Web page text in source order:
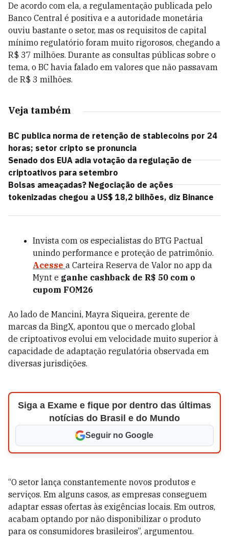
De acordo com ela, a regulamentação publicada pelo
Banco Central é positiva e a autoridade monetária
ouviu bastante o setor, mas os requisitos de capital
mínimo regulatório foram muito rigorosos, chegando a
R$ 37 milhões. Durante as consultas públicas sobre o
tema, o BC havia falado em valores que não passavam
de R$ 3 milhões.
Veja também
BC publica norma de retenção de stablecoins por 24
horas; setor cripto se pronuncia
Senado dos EUA adia votação da regulação de
criptoativos para setembro
Bolsas ameaçadas? Negociação de ações
tokenizadas chegou a US$ 18,2 bilhões, diz Binance
Invista com os especialistas do BTG Pactual
unindo performance e proteção de patrimônio.
Acesse a Carteira Reserva de Valor no app da
Mynt e ganhe cashback de R$ 50 com o
cupom FOM26
Ao lado de Mancini, Mayra Siqueira, gerente de
marcas da BingX, apontou que o mercado global
de criptoativos evolui em velocidade muito superior à
capacidade de adaptação regulatória observada em
diversas jurisdições.
Siga a Exame e fique por dentro das últimas
notícias do Brasil e do Mundo
Seguir no Google
“O setor lança constantemente novos produtos e
serviços. Em alguns casos, as empresas conseguem
adaptar essas ofertas às exigências locais. Em outros,
acabam optando por não disponibilizar o produto
para os consumidores brasileiros”, argumentou.